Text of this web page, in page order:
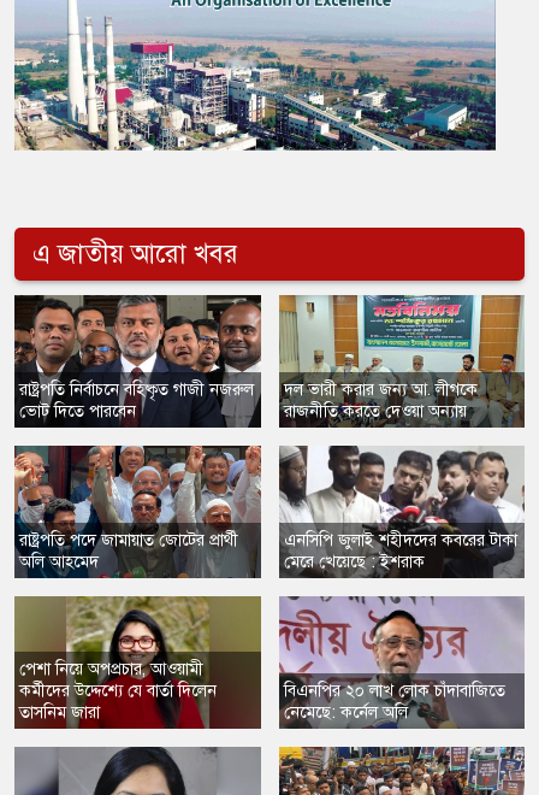
এ জাতীয় আরো খবর
রাষ্ট্রপতি নির্বাচনে বহিষ্কৃত গাজী নজরুল
ভোট দিতে পারবেন
রাষ্ট্রপতি পদে জামায়াত জোটের প্রার্থী
অলি আহমেদ
পেশা নিয়ে অপপ্রচার, আওয়ামী
কর্মীদের উদ্দেশ্যে যে বার্তা দিলেন
তাসনিম জারা
দল ভারী করার জন্য আ. লীগকে
রাজনীতি করতে দেওয়া অন্যায়
এনসিপি জুলাই শহীদদের কবরের টাকা
মেরে খেয়েছে : ইশরাক
​বিএনপির ২০ লাখ লোক চাঁদাবাজিতে
নেমেছে: কর্নেল অলি